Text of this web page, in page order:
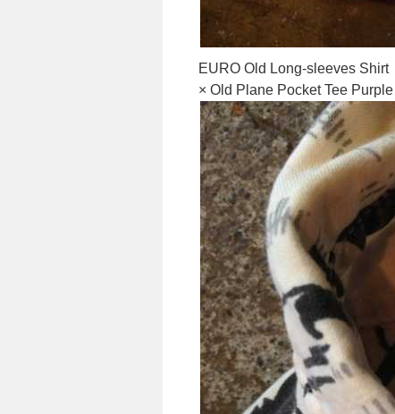
EURO Old Long-sleeves Shirt
× Old Plane Pocket Tee Purple